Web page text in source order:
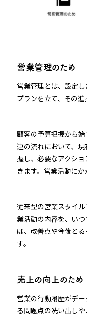
営業管理のため
営業管理とは、設定
プランを立て、その進
顧客の予算把握から
連の流れにおいて、
握し、必要なアクシ
きます。営業活動にか
従来型の営業スタイ
業活動の内容を、い
ば、改善点や今後と
す。
売上の向上のため
営業の行動履歴がデ
る問題点の洗い出しや